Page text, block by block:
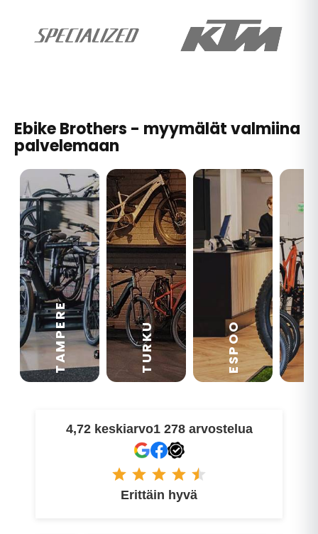
Ebike Brothers - myymälät valmiina
palvelemaan
TAMPERE TURKU ESPOO
4,72 keskiarvo1 278 arvostelua
Erittäin hyvä